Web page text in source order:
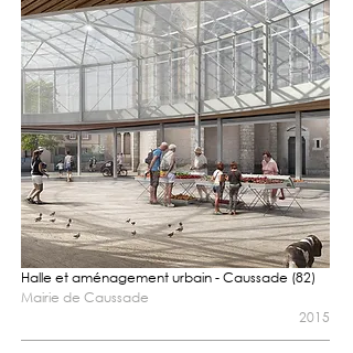
Halle et aménagement urbain - Caussade (82)
Mairie de Caussade
2015